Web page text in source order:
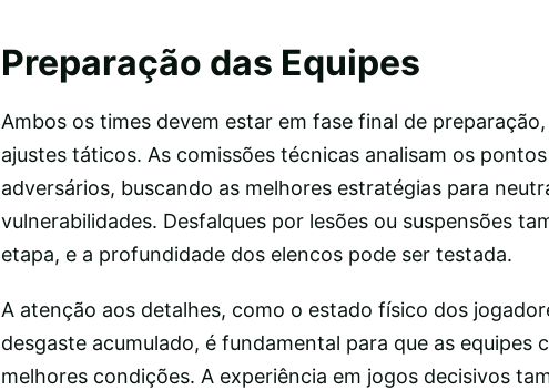
Preparação das Equipes
Ambos os times devem estar em fase final de
ajustes táticos. As comissões técnicas analisam os
adversários, buscando as melhores estratégias para
vulnerabilidades. Desfalques por lesões ou suspensões
etapa, e a profundidade dos elencos pode ser testada.
A atenção aos detalhes, como o estado físico dos
desgaste acumulado, é fundamental para que as equipes
melhores condições. A experiência em jogos decisivos